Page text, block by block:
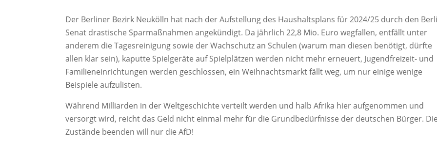
Der Berliner Bezirk Neukölln hat nach der Aufstellung des Haushaltsplans für 2024/25 durch den
Senat drastische Sparmaßnahmen angekündigt. Da jährlich 22,8 Mio. Euro wegfallen, entfällt unter
anderem die Tagesreinigung sowie der Wachschutz an Schulen (warum man diesen benötigt, dürfte
allen klar sein), kaputte Spielgeräte auf Spielplätzen werden nicht mehr erneuert, Jugendfreizeit- und
Familieneinrichtungen werden geschlossen, ein Weihnachtsmarkt fällt weg, um nur einige wenige
Beispiele aufzulisten.
Während Milliarden in der Weltgeschichte verteilt werden und halb Afrika hier aufgenommen und
versorgt wird, reicht das Geld nicht einmal mehr für die Grundbedürfnisse der deutschen Bürger.
Zustände beenden will nur die AfD!